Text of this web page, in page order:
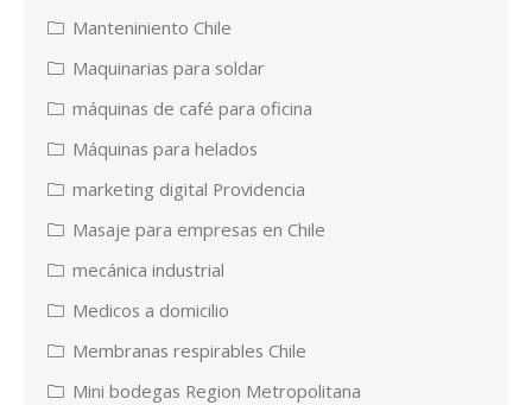
Manteniniento Chile
Maquinarias para soldar
máquinas de café para oficina
Máquinas para helados
marketing digital Providencia
Masaje para empresas en Chile
mecánica industrial
Medicos a domicilio
Membranas respirables Chile
Mini bodegas Region Metropolitana